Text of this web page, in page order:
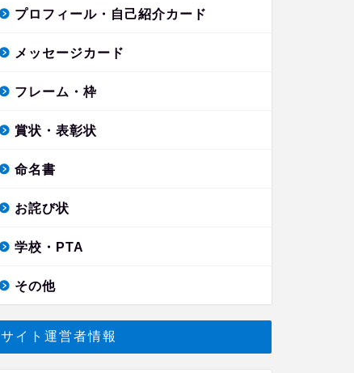
プロフィール・自己紹介カード
メッセージカード
フレーム・枠
賞状・表彰状
命名書
お詫び状
学校・PTA
その他
サイト運営者情報